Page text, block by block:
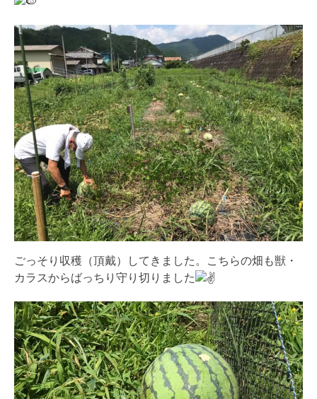
ごっそり収穫（頂戴）してきました。こちらの畑も獣・
カラスからばっちり守り切りました